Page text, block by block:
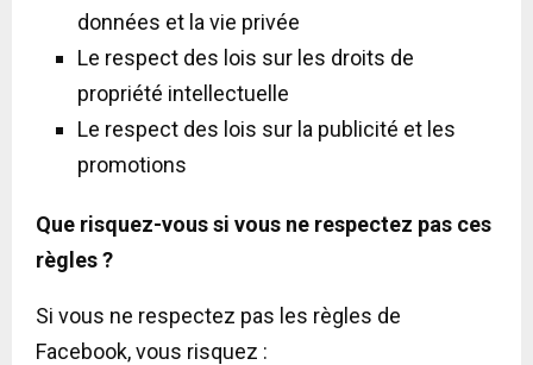
données et la vie privée
Le respect des lois sur les droits de
propriété intellectuelle
Le respect des lois sur la publicité et les
promotions
Que risquez-vous si vous ne respectez pas ces
règles ?
Si vous ne respectez pas les règles de
Facebook, vous risquez :